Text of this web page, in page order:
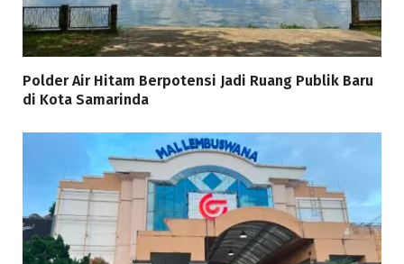
Polder Air Hitam Berpotensi Jadi Ruang Publik Baru
di Kota Samarinda